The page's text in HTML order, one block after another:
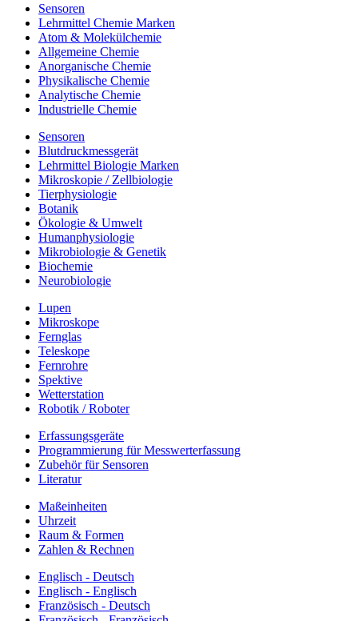
Sensoren
Lehrmittel Chemie Marken
Atom & Molekülchemie
Allgemeine Chemie
Anorganische Chemie
Physikalische Chemie
Analytische Chemie
Industrielle Chemie
Sensoren
Blutdruckmessgerät
Lehrmittel Biologie Marken
Mikroskopie / Zellbiologie
Tierphysiologie
Botanik
Ökologie & Umwelt
Humanphysiologie
Mikrobiologie & Genetik
Biochemie
Neurobiologie
Lupen
Mikroskope
Fernglas
Teleskope
Fernrohre
Spektive
Wetterstation
Robotik / Roboter
Erfassungsgeräte
Programmierung für Messwerterfassung
Zubehör für Sensoren
Literatur
Maßeinheiten
Uhrzeit
Raum & Formen
Zahlen & Rechnen
Englisch - Deutsch
Englisch - Englisch
Französisch - Deutsch